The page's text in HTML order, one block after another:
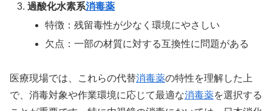
過酸化水素系消毒薬
特徴：残留毒性が少なく環境にやさしい
欠点：一部の材質に対する互換性に問題がある
医療現場では、これらの代替消毒薬の特性を理解した上
で、消毒対象や作業環境に応じて最適な消毒薬を選択する